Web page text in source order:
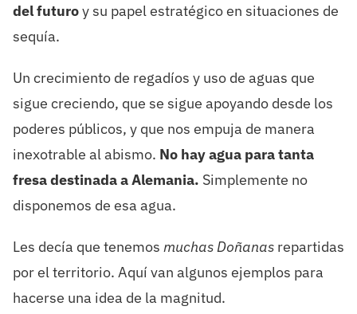
del futuroy su papel estratégico en situaciones de
sequía.
Un crecimiento de regadíos y uso de aguas que
sigue creciendo, que se sigue apoyando desde los
poderes públicos, y que nos empuja de manera
inexotrable al abismo. No hay agua para tanta
fresa destinada a Alemania. Simplemente no
disponemos de esa agua.
Les decía que tenemos muchas Doñanasrepartidas
por el territorio. Aquí van algunos ejemplos para
hacerse una idea de la magnitud.